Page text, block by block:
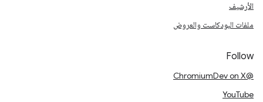
الأرشيف
ملفات البودكاست والعروض
Follow
@ChromiumDev on X
YouTube